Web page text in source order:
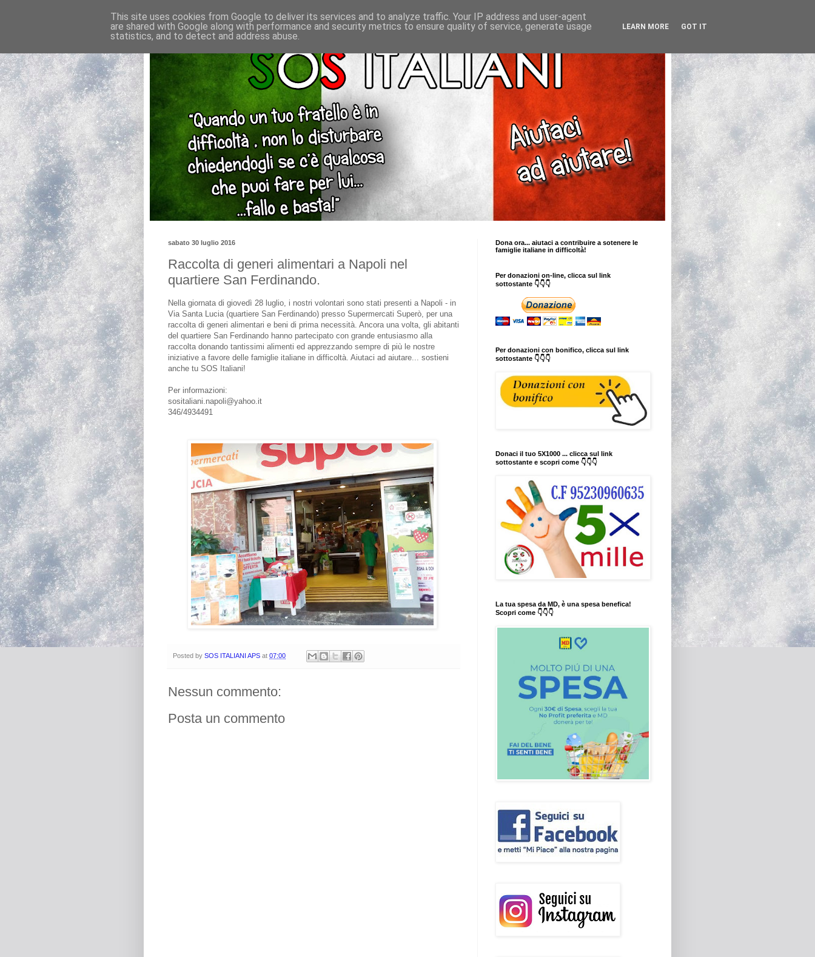
sabato 30 luglio 2016
Raccolta di generi alimentari a Napoli nel
quartiere San Ferdinando.
Nella giornata di giovedì 28 luglio, i nostri volontari sono stati presenti a Napoli - in
Via Santa Lucia (quartiere San Ferdinando) presso Supermercati Superò, per una
raccolta di generi alimentari e beni di prima necessità. Ancora una volta, gli abitanti
del quartiere San Ferdinando hanno partecipato con grande entusiasmo alla
raccolta donando tantissimi alimenti ed apprezzando sempre di più le nostre
iniziative a favore delle famiglie italiane in difficoltà. Aiutaci ad aiutare... sostieni
anche tu SOS Italiani!
Per informazioni:
sositaliani.napoli@yahoo.it
346/4934491
Posted by SOS ITALIANI APS at 07:00
Nessun commento:
Posta un commento
Dona ora... aiutaci a contribuire a sotenere le
famiglie italiane in difficoltà!
Per donazioni on-line, clicca sul link
sottostante 👇👇👇
Per donazioni con bonifico, clicca sul link
sottostante 👇👇👇
Donaci il tuo 5X1000 ... clicca sul link
sottostante e scopri come 👇👇👇
La tua spesa da MD, è una spesa benefica!
Scopri come 👇👇👇
This site uses cookies from Google to deliver its services and to analyze traffic. Your IP address and user-agent
are shared with Google along with performance and security metrics to ensure quality of service, generate usage
statistics, and to detect and address abuse.
LEARN MORE GOT IT